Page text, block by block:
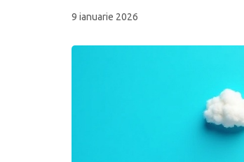
9 ianuarie 2026